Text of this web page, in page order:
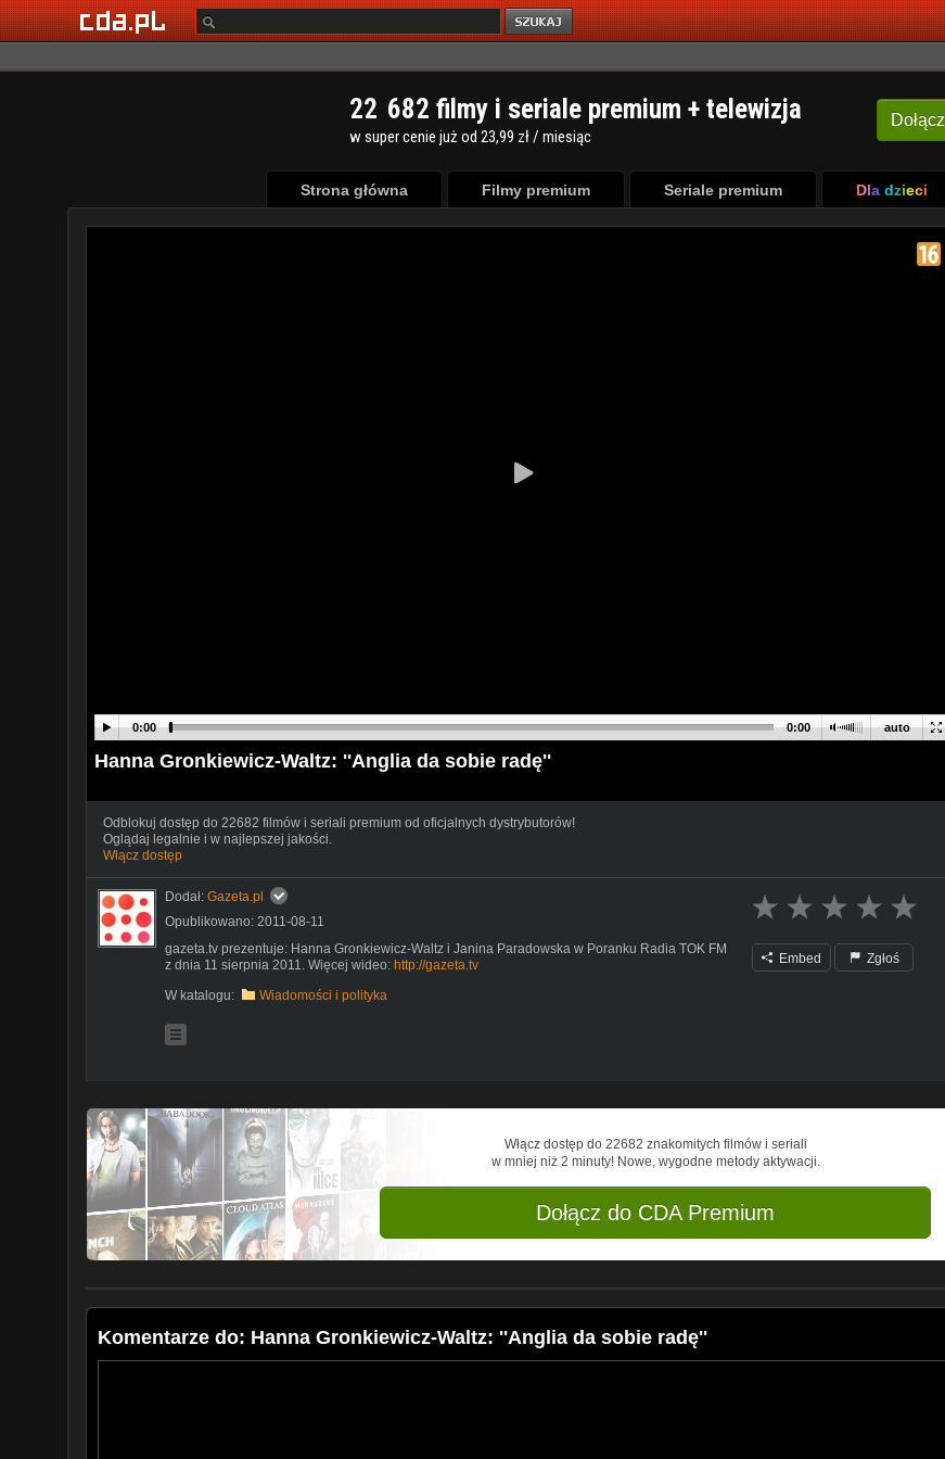
Dołącz
22 682 filmy i seriale premium + telewizja
w super cenie już od 23,99 zł / miesiąc
Strona główna Filmy premium Seriale premium Dla dzieci
auto
0:00 0:00
Hanna Gronkiewicz-Waltz: ''Anglia da sobie radę''
Odblokuj dostęp do 22682 filmów i seriali premium od oficjalnych dystrybutorów!
Oglądaj legalnie i w najlepszej jakości.
Włącz dostęp
Dodał: Gazeta.pl
Opublikowano: 2011-08-11
gazeta.tv prezentuje: Hanna Gronkiewicz-Waltz i Janina Paradowska w Poranku Radia TOK FM
z dnia 11 sierpnia 2011. Więcej wideo: http://gazeta.tv
W katalogu:
Wiadomości i polityka
Embed Zgłoś
Włącz dostęp do 22682 znakomitych filmów i seriali
w mniej niż 2 minuty! Nowe, wygodne metody aktywacji.
Dołącz do CDA Premium
Komentarze do: Hanna Gronkiewicz-Waltz: ''Anglia da sobie radę''